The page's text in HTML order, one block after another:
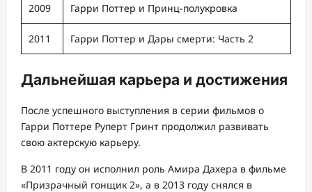
2009 Гарри Поттер и Принц-полукровка
2011 Гарри Поттер и Дары смерти: Часть 2
Дальнейшая карьера и достижения
После успешного выступления в серии фильмов о
Гарри Поттере Руперт Гринт продолжил развивать
свою актерскую карьеру.
В 2011 году он исполнил роль Амира Дахера в фильме
«Призрачный гонщик 2», а в 2013 году снялся в